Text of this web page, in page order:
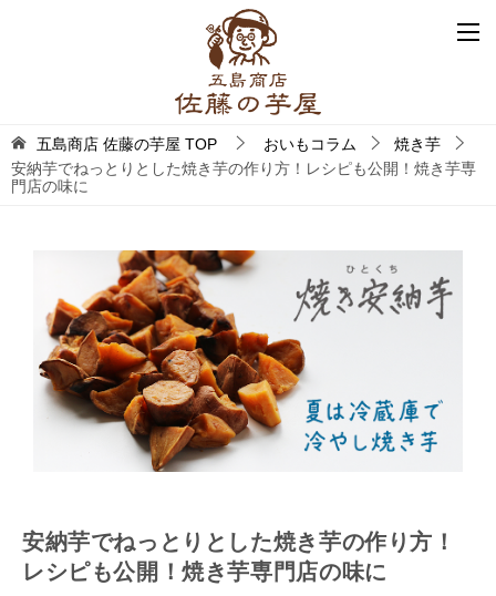
五島商店 佐藤の芋屋 TOP おいもコラム
焼き芋
安納芋でねっとりとした焼き芋の作り方！レシピも公開！焼き芋専
門店の味に
安納芋でねっとりとした焼き芋の作り方！
レシピも公開！焼き芋専門店の味に